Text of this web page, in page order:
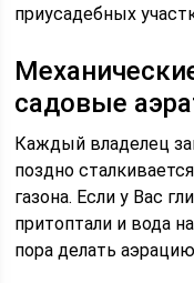
приусадебных
садовые
Каждый владелец
поздно
газона. Если у Вас
притоптали и вода
пора делать